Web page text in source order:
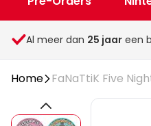
Spellen & Speelgoed
Al meer dan 25 jaar een
Home FaNaTtiK Five